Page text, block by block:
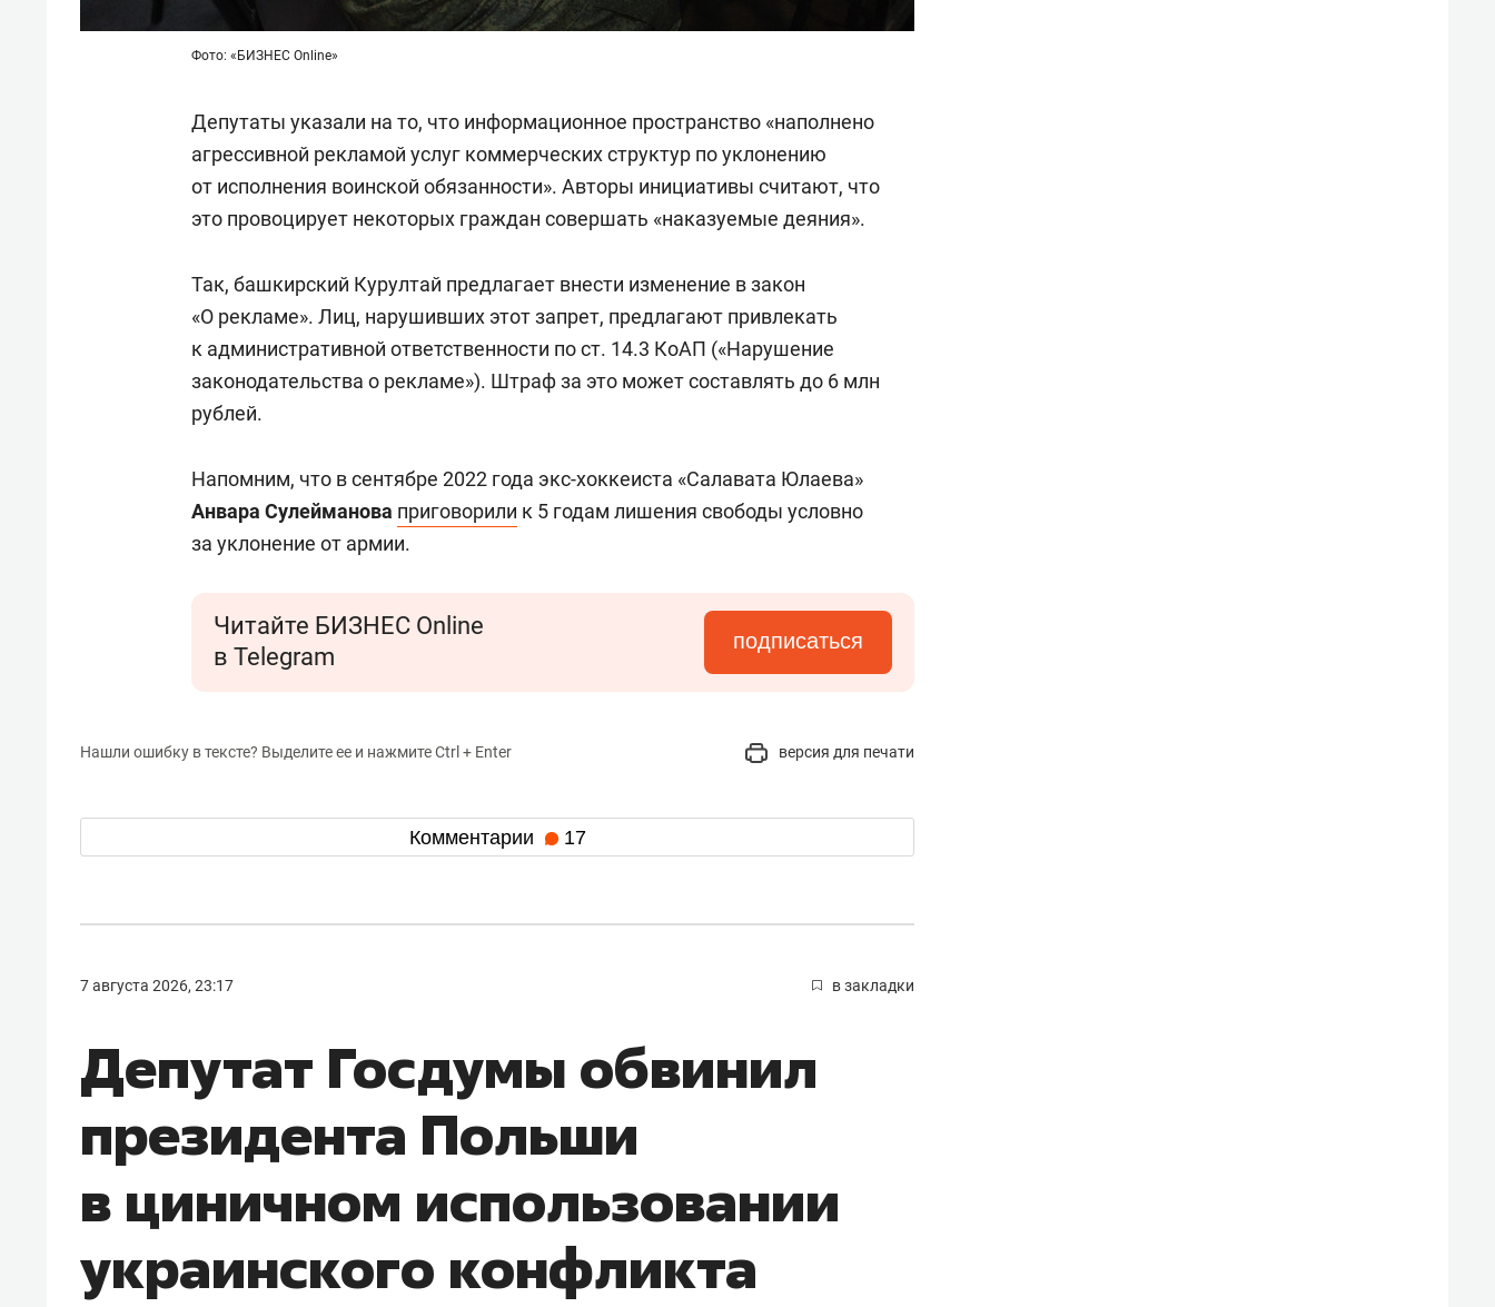
Фото: «БИЗНЕС Online»
Депутаты указали на то, что информационное пространство «наполнено
агрессивной рекламой услуг коммерческих структур по уклонению
от исполнения воинской обязанности». Авторы инициативы считают, что
это провоцирует некоторых граждан совершать «наказуемые деяния».
Так, башкирский Курултай предлагает внести изменение в закон
«О рекламе». Лиц, нарушивших этот запрет, предлагают привлекать
к административной ответственности по ст. 14.3 КоАП («Нарушение
законодательства о рекламе»). Штраф за это может составлять до 6 млн
рублей.
Напомним, что в сентябре 2022 года экс-хоккеиста «Салавата Юлаева»
Анвара Сулейманова приговорили к 5 годам лишения свободы условно
за уклонение от армии.
Читайте БИЗНЕС Online
в Telegram
подписаться
Нашли ошибку в тексте? Выделите ее и нажмите Ctrl + Enter версия для печати
Комментарии 17
7 августа 2026, 23:17 в закладки
Депутат Госдумы обвинил
президента Польши
в циничном использовании
украинского конфликта